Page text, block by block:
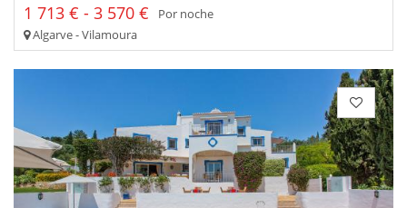
1 713 € - 3 570 €
Por noche
Algarve - Vilamoura